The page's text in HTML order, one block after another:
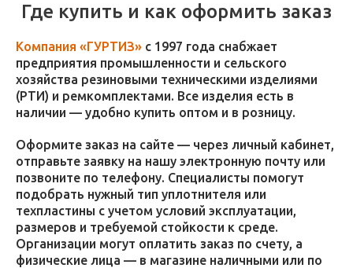
Где купить и как оформить заказ
Компания «ГУРТИЗ» с 1997 года снабжает
предприятия промышленности и сельского
хозяйства резиновыми техническими изделиями
(РТИ) и ремкомплектами. Все изделия есть в
наличии — удобно купить оптом и в розницу.
Оформите заказ на сайте — через личный кабинет,
отправьте заявку на нашу электронную почту или
позвоните по телефону. Специалисты помогут
подобрать нужный тип уплотнителя или
техпластины с учетом условий эксплуатации,
размеров и требуемой стойкости к среде.
Организации могут оплатить заказ по счету, а
физические лица — в магазине наличными или по